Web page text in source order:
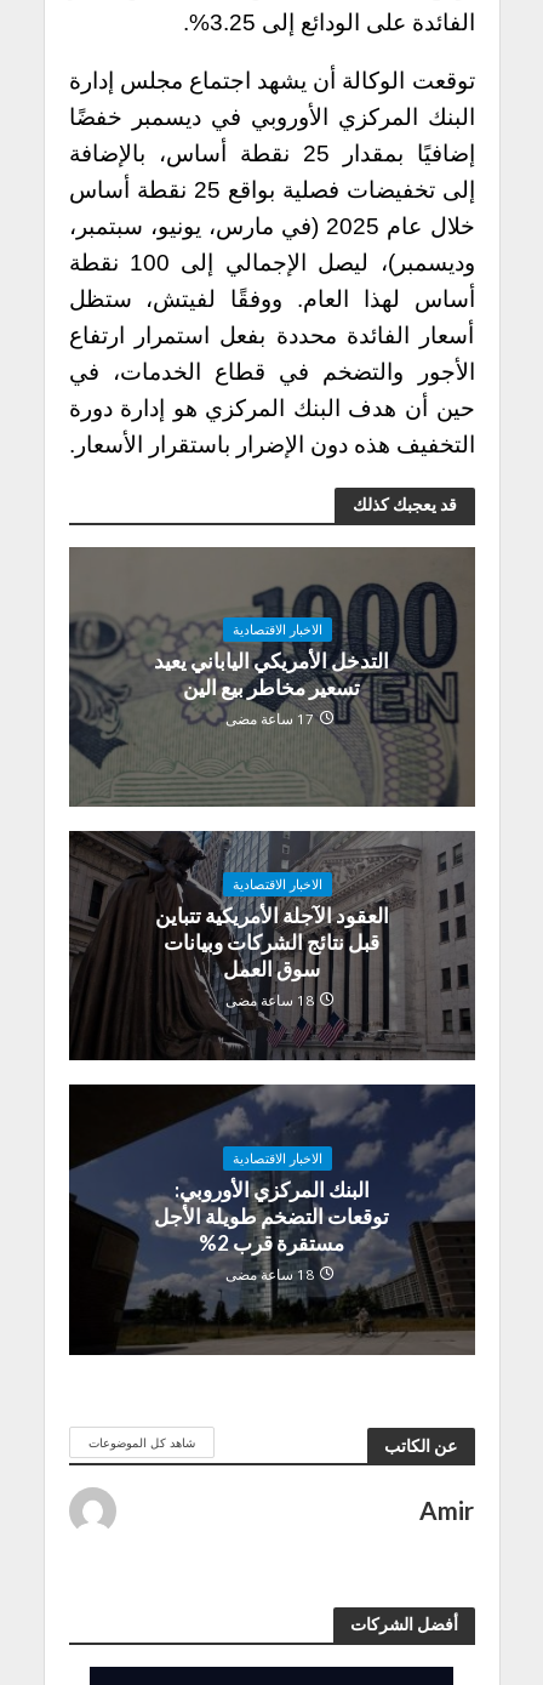
الفائدة على الودائع إلى 3.25%.
توقعت الوكالة أن يشهد اجتماع مجلس إدارة
البنك المركزي الأوروبي في ديسمبر خفضًا
إضافيًا بمقدار 25 نقطة أساس، بالإضافة
إلى تخفيضات فصلية بواقع 25 نقطة أساس
خلال عام 2025 (في مارس، يونيو، سبتمبر،
وديسمبر)، ليصل الإجمالي إلى 100 نقطة
أساس لهذا العام. ووفقًا لفيتش، ستظل
أسعار الفائدة محددة بفعل استمرار ارتفاع
الأجور والتضخم في قطاع الخدمات، في
حين أن هدف البنك المركزي هو إدارة دورة
التخفيف هذه دون الإضرار باستقرار الأسعار.
قد يعجبك كذلك
الاخبار الاقتصادية
التدخل الأمريكي الياباني يعيد
تسعير مخاطر بيع الين
17 ساعة مضى
الاخبار الاقتصادية
العقود الآجلة الأمريكية تتباين
قبل نتائج الشركات وبيانات
سوق العمل
18 ساعة مضى
الاخبار الاقتصادية
البنك المركزي الأوروبي:
توقعات التضخم طويلة الأجل
مستقرة قرب 2%
18 ساعة مضى
عن الكاتب شاهد كل الموضوعات
Amir
أفضل الشركات